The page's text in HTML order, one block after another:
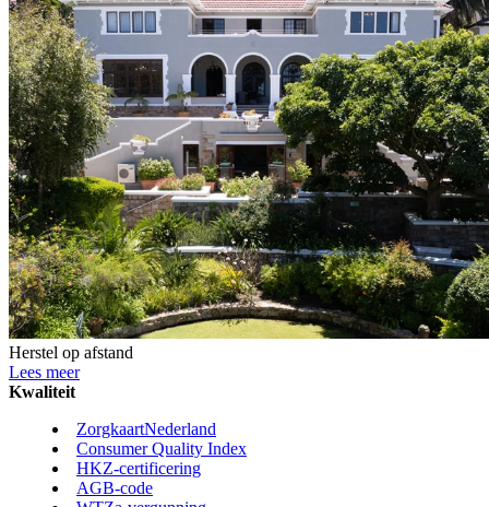
Herstel op afstand
Lees meer
Kwaliteit
ZorgkaartNederland
Consumer Quality Index
HKZ-certificering
AGB-code